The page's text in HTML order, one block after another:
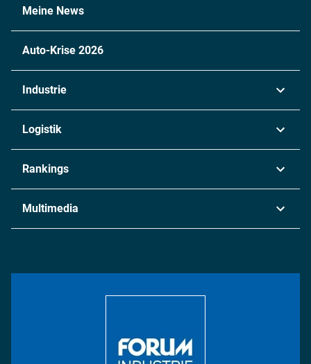
Meine News
Auto-Krise 2026
Industrie
Chemie
Metall
Energie
Logistik
Rankings
Multimedia